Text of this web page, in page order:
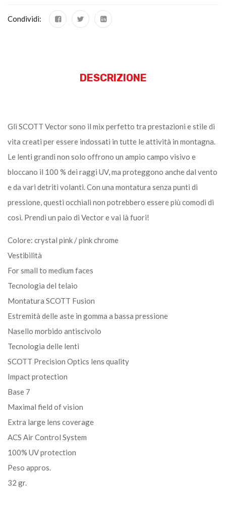
Condividi:
DESCRIZIONE
Gli SCOTT Vector sono il mix perfetto tra prestazioni e stile di
vita creati per essere indossati in tutte le attività in montagna.
Le lenti grandi non solo offrono un ampio campo visivo e
bloccano il 100 % dei raggi UV, ma proteggono anche dal vento
e da vari detriti volanti. Con una montatura senza punti di
pressione, questi occhiali non potrebbero essere più comodi di
così. Prendi un paio di Vector e vai là fuori!
Colore: crystal pink / pink chrome
Vestibilità
For small to medium faces
Tecnologia del telaio
Montatura SCOTT Fusion
Estremità delle aste in gomma a bassa pressione
Nasello morbido antiscivolo
Tecnologia delle lenti
SCOTT Precision Optics lens quality
Impact protection
Base 7
Maximal field of vision
Extra large lens coverage
ACS Air Control System
100% UV protection
Peso appros.
32 gr.